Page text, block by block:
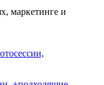
маркетинге и